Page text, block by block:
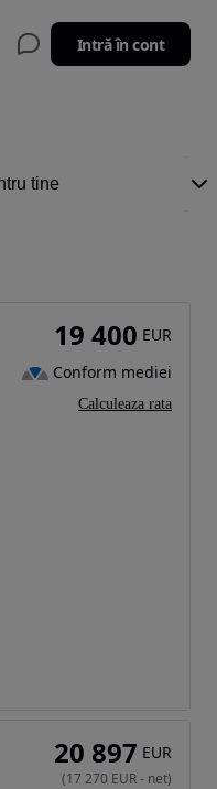
Intră în cont
19 400 EUR
Conform mediei
Calculeaza rata
20 897 EUR
(17 270 EUR- net)